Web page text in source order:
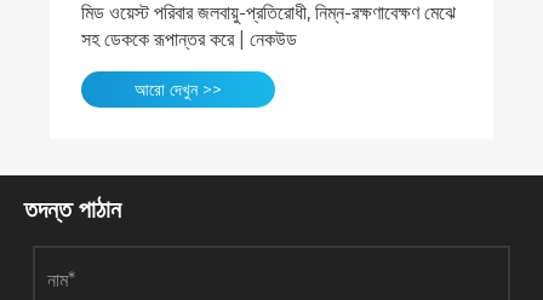
মিড ওয়েস্ট পরিবার জলবায়ু-প্রতিরোধী, নিম্ন-রক্ষণাবেক্ষণ মেঝে
সহ ডেককে রূপান্তর করে | নেকউড
আরো দেখুন >>
তদন্ত পাঠান